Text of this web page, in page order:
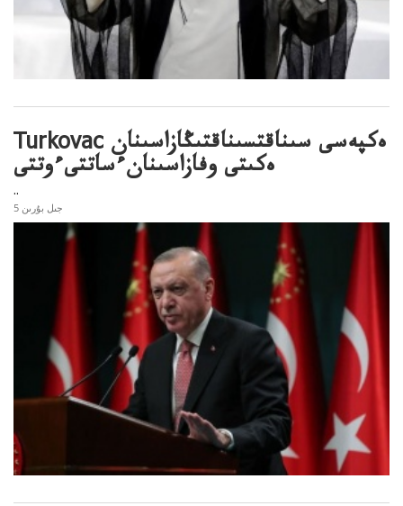
Turkovac ەكپەسى سىناقتسىناقتىڭازاسىنان
ەكىتى وفازاسىنانءساتتىءوتتى
..
5 جىل بۇرىن